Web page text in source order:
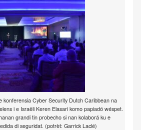
konferensia Cyber Security Dutch Caribbean na
i e Israëli Keren Elasari komo papiadó wéspet.
grandi tin probecho si nan kolaborá ku e
di seguridat. (potrèt: Garrick Laclé)